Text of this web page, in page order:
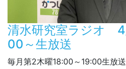
清水研究室ラジオ
00～生放送
毎月第2木曜18:00～19:00生放